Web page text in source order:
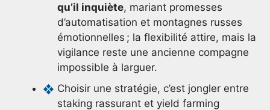
qu’il inquiète, mariant promesses
d’automatisation et montagnes russes
émotionnelles ; la flexibilité attire, mais la
vigilance reste une ancienne compagne
impossible à larguer.
Choisir une stratégie, c’est jongler entre
staking rassurant et yield farming